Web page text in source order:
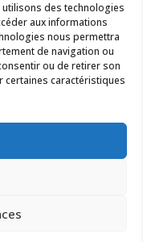
des technologies
aux informations
nous permettra
de navigation ou
ou de retirer son
certaines caractéristiques